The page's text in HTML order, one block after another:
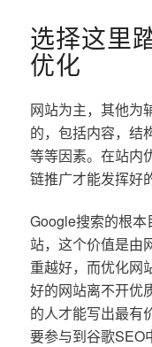
选择这里
优化
网站为主，其他为
的，包括内容，结
等等因素。在站内
链推广才能发挥好
Google搜索的根
站，这个价值是由
重越好，而优化网
好的网站离不开优
的人才能写出最有
要参与到谷歌SEO